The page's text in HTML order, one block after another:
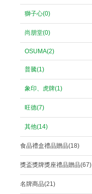
獅子心(0)
尚朋堂(0)
OSUMA(2)
普騰(1)
象印、虎牌(1)
旺德(7)
其他(14)
食品禮盒禮品贈品(18)
獎盃獎牌獎座禮品贈品(67)
名牌商品(21)